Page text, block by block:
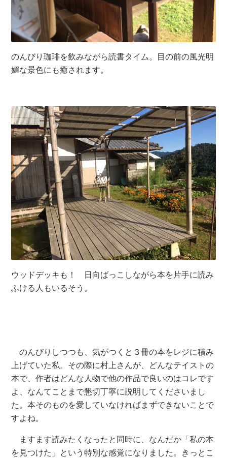
のんびり珈琲を飲みながら読書タイム。目の前の風光明
媚な景色にも癒されます。
ウッドデッキも！ 日向ばっこしながら本を片手に読み
ふける人もいるそう。
のんびりしつつも、気がつくと３冊の本をレジに積み
上げていた私。その際に村上さんが、どんなテイストの
本で、作者はどんな人物で他の作品で良いのはコレです
よ、なんてことまで懇切丁寧に説明してくださいまし
た。本そのものを愛していなければまずできないことで
すよね。
ますます読みたくなったと同時に、なんだか「私の本
を見つけた」という特別な感覚になりました。きっとこ